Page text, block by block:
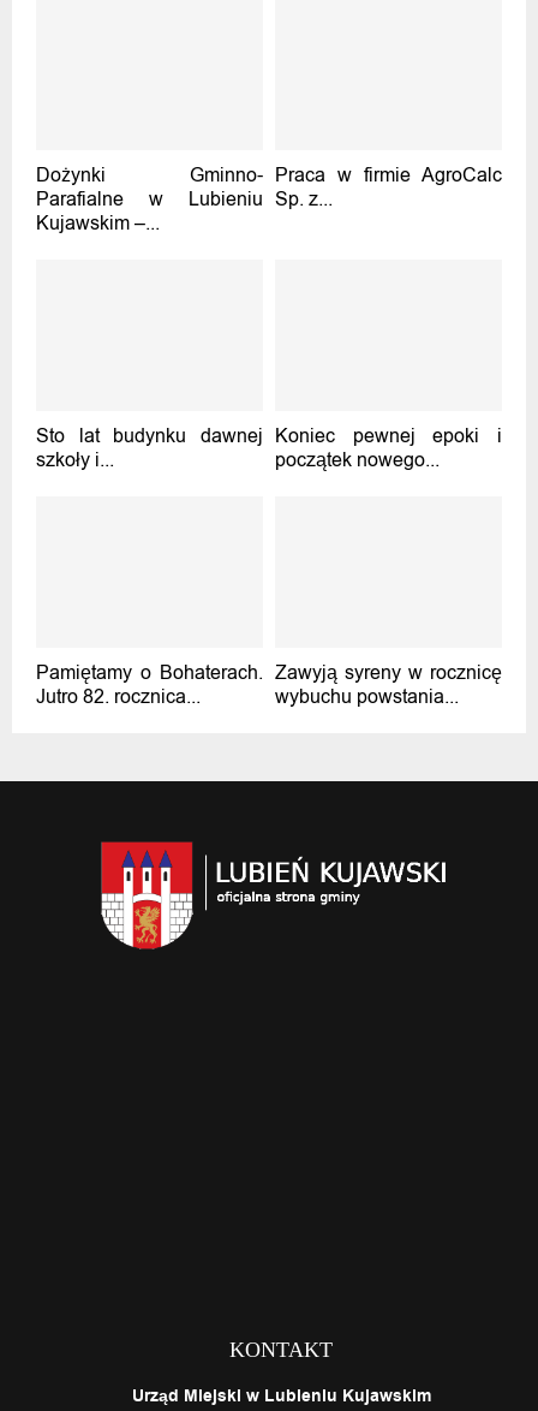
Dożynki Gminno-
Parafialne w Lubieniu
Kujawskim –...
Praca w firmie AgroCalc
Sp. z...
Sto lat budynku dawnej
szkoły i...
Koniec pewnej epoki i
początek nowego...
Pamiętamy o Bohaterach.
Jutro 82. rocznica...
Zawyją syreny w rocznicę
wybuchu powstania...
KONTAKT
Urząd Miejski w Lubieniu Kujawskim